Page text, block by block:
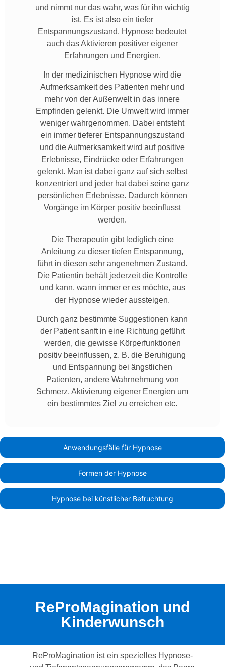
Anwendungsfälle für Hypnose
Formen der Hypnose
Hypnose bei künstlicher Befruchtung
und nimmt nur das wahr, was für ihn wichtig
ist. Es ist also ein tiefer
Entspannungszustand. Hypnose bedeutet
auch das Aktivieren positiver eigener
Erfahrungen und Energien.
In der medizinischen Hypnose wird die
Aufmerksamkeit des Patienten mehr und
mehr von der Außenwelt in das innere
Empfinden gelenkt. Die Umwelt wird immer
weniger wahrgenommen. Dabei entsteht
ein immer tieferer Entspannungszustand
und die Aufmerksamkeit wird auf positive
Erlebnisse, Eindrücke oder Erfahrungen
gelenkt. Man ist dabei ganz auf sich selbst
konzentriert und jeder hat dabei seine ganz
persönlichen Erlebnisse. Dadurch können
Vorgänge im Körper positiv beeinflusst
werden.
Die Therapeutin gibt lediglich eine
Anleitung zu dieser tiefen Entspannung,
führt in diesen sehr angenehmen Zustand.
Die Patientin behält jederzeit die Kontrolle
und kann, wann immer er es möchte, aus
der Hypnose wieder aussteigen.
Durch ganz bestimmte Suggestionen kann
der Patient sanft in eine Richtung geführt
werden, die gewisse Körperfunktionen
positiv beeinflussen, z. B. die Beruhigung
und Entspannung bei ängstlichen
Patienten, andere Wahrnehmung von
Schmerz, Aktivierung eigener Energien um
ein bestimmtes Ziel zu erreichen etc.
ReProMagination und
Kinderwunsch
ReProMagination ist ein spezielles Hypnose-